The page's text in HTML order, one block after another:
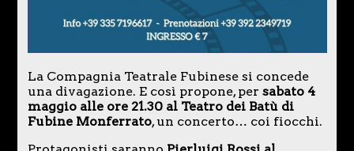
La Compagnia Teatrale Fubinese si concede
una divagazione. E così propone, per sabato 4
maggio alle ore 21.30 al Teatro dei Batù di
Fubine Monferrato, un concerto… coi fiocchi.